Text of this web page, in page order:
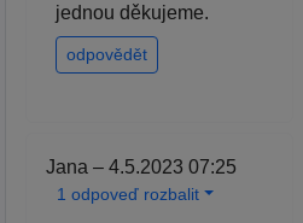
jednou děkujeme.
odpovědět
Jana – 4.5.2023 07:25
1 odpoveď rozbalit